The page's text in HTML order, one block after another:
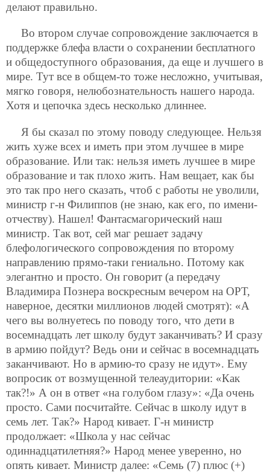
делают правильно.
Во втором случае сопровождение заключается в
поддержке блефа власти о сохранении бесплатного
и общедоступного образования, да еще и лучшего в
мире. Тут все в общем-то тоже несложно, учитывая,
мягко говоря, нелюбознательность нашего народа.
Хотя и цепочка здесь несколько длиннее.
Я бы сказал по этому поводу следующее. Нельзя
жить хуже всех и иметь при этом лучшее в мире
образование. Или так: нельзя иметь лучшее в мире
образование и так плохо жить. Нам вещает, как бы
это так про него сказать, чтоб с работы не уволили,
министр г-н Филиппов (не знаю, как его, по имени-
отчеству). Нашел! Фантасмагорический наш
министр. Так вот, сей маг решает задачу
блефологического сопровождения по второму
направлению прямо-таки гениально. Потому как
элегантно и просто. Он говорит (а передачу
Владимира Познера воскресным вечером на ОРТ,
наверное, десятки миллионов людей смотрят): «А
чего вы волнуетесь по поводу того, что дети в
восемнадцать лет школу будут заканчивать? И сразу
в армию пойдут? Ведь они и сейчас в восемнадцать
заканчивают. Но в армию-то сразу не идут». Ему
вопросик от возмущенной телеаудитории: «Как
так?!» А он в ответ «на голубом глазу»: «Да очень
просто. Сами посчитайте. Сейчас в школу идут в
семь лет. Так?» Народ кивает. Г-н министр
продолжает: «Школа у нас сейчас
одиннадцатилетняя?» Народ менее уверенно, но
опять кивает. Министр далее: «Семь (7) плюс (+)